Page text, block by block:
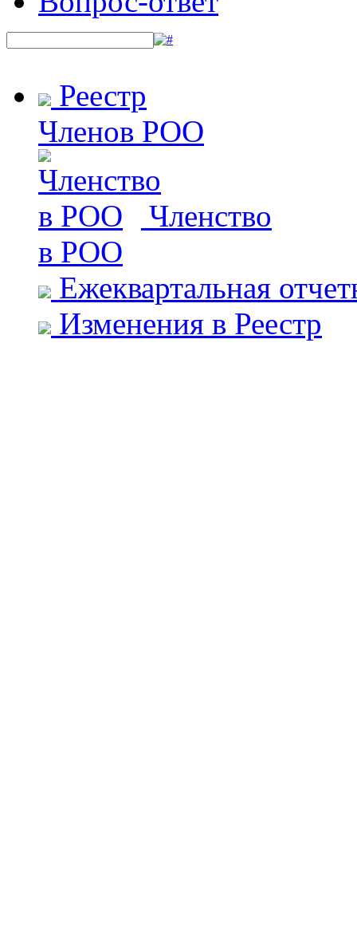
Реестр
Членов РОО
Членство
в РОО
Ежеквартальная
Изменения в Реестр